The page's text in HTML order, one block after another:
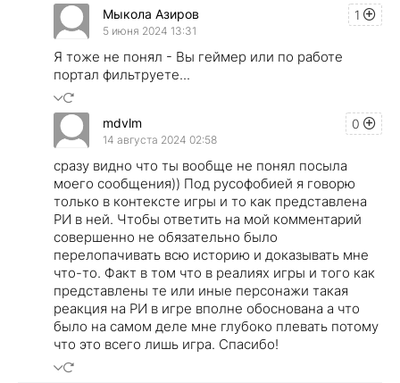
1
Мыкола Азиров
5 июня 2024 13:31
Я тоже не понял - Вы геймер или по работе
портал фильтруете...
0
mdvlm
14 августа 2024 02:58
сразу видно что ты вообще не понял посыла
моего сообщения)) Под русофобией я говорю
только в контексте игры и то как представлена
РИ в ней. Чтобы ответить на мой комментарий
совершенно не обязательно было
перелопачивать всю историю и доказывать мне
что-то. Факт в том что в реалиях игры и того как
представлены те или иные персонажи такая
реакция на РИ в игре вполне обоснована а что
было на самом деле мне глубоко плевать потому
что это всего лишь игра. Спасибо!